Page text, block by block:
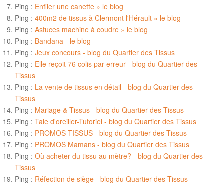
Ping : Enfiler une canette » le blog
Ping : 400m2 de tissus à Clermont l'Hérault » le blog
Ping : Astuces machine à coudre » le blog
Ping : Bandana - le blog
Ping : Jeux concours - blog du Quartier des Tissus
Ping : Elle reçoit 76 colis par erreur - blog du Quartier des
Tissus
Ping : La vente de tissus en détail - blog du Quartier des
Tissus
Ping : Mariage & Tissus - blog du Quartier des Tissus
Ping : Taie d'oreiller-Tutoriel - blog du Quartier des Tissus
Ping : PROMOS TISSUS - blog du Quartier des Tissus
Ping : PROMOS Mamans - blog du Quartier des Tissus
Ping : Où acheter du tissu au mètre? - blog du Quartier des
Tissus
Ping : Réfection de siège - blog du Quartier des Tissus